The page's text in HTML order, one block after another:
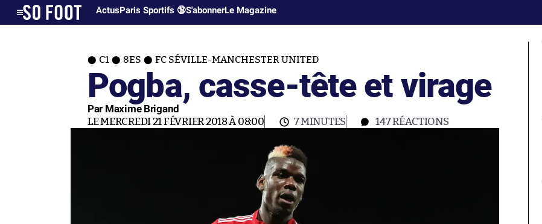
ActusParis Sportifs 🔞S'abonnerLe Magazine
C1 8ES FC SÉVILLE-MANCHESTER UNITED
Pogba, casse-tête et virage
Par Maxime Brigand
LE MERCREDI 21 FÉVRIER 2018 À 08:00 7 MINUTES 147RÉACTIONS